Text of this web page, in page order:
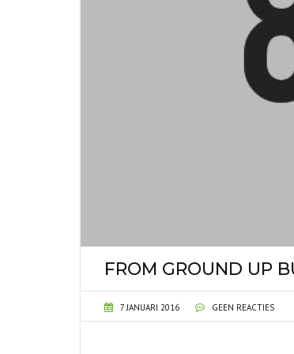
FROM GROUND UP
7 JANUARI 2016 GEEN REACTIES